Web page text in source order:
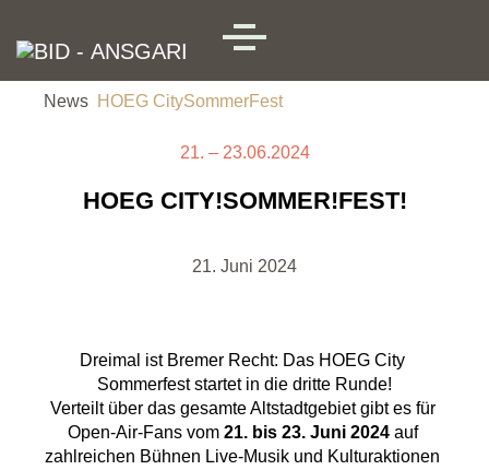
MENU
News HOEG CitySommerFest
21. – 23.06.2024
HOEG CITY!SOMMER!FEST!
21. Juni 2024
Dreimal ist Bremer Recht: Das HOEG City
Sommerfest startet in die dritte Runde!
Verteilt über das gesamte Altstadtgebiet gibt es für
Open-Air-Fans vom 21. bis 23. Juni 2024 auf
zahlreichen Bühnen Live-Musik und Kulturaktionen